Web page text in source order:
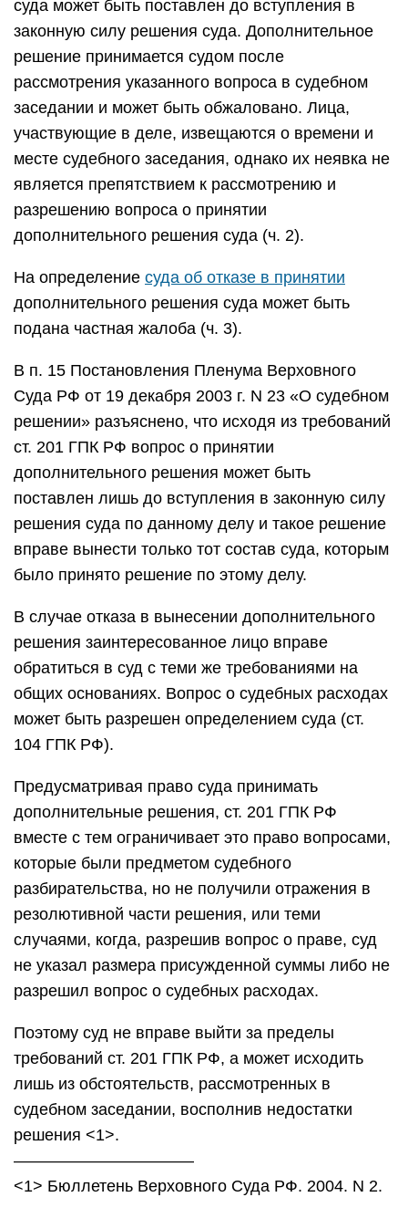
суда может быть поставлен до вступления в
законную силу решения суда. Дополнительное
решение принимается судом после
рассмотрения указанного вопроса в судебном
заседании и может быть обжаловано. Лица,
участвующие в деле, извещаются о времени и
месте судебного заседания, однако их неявка не
является препятствием к рассмотрению и
разрешению вопроса о принятии
дополнительного решения суда (ч. 2).
На определение суда об отказе в принятии
дополнительного решения суда может быть
подана частная жалоба (ч. 3).
В п. 15 Постановления Пленума Верховного
Суда РФ от 19 декабря 2003 г. N 23 «О судебном
решении» разъяснено, что исходя из требований
ст. 201 ГПК РФ вопрос о принятии
дополнительного решения может быть
поставлен лишь до вступления в законную силу
решения суда по данному делу и такое решение
вправе вынести только тот состав суда, которым
было принято решение по этому делу.
В случае отказа в вынесении дополнительного
решения заинтересованное лицо вправе
обратиться в суд с теми же требованиями на
общих основаниях. Вопрос о судебных расходах
может быть разрешен определением суда (ст.
104 ГПК РФ).
Предусматривая право суда принимать
дополнительные решения, ст. 201 ГПК РФ
вместе с тем ограничивает это право вопросами,
которые были предметом судебного
разбирательства, но не получили отражения в
резолютивной части решения, или теми
случаями, когда, разрешив вопрос о праве, суд
не указал размера присужденной суммы либо не
разрешил вопрос о судебных расходах.
Поэтому суд не вправе выйти за пределы
требований ст. 201 ГПК РФ, а может исходить
лишь из обстоятельств, рассмотренных в
судебном заседании, восполнив недостатки
решения <1>.
———————————
<1> Бюллетень Верховного Суда РФ. 2004. N 2.